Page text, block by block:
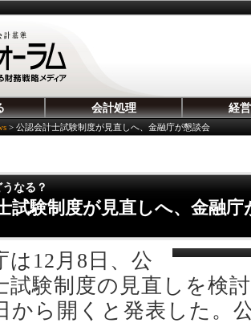
会計処理 経
> 公認会計士試験制度が見直しへ、金融庁が懇談会
うなる？
試験制度が見直しへ、金融庁
12月8日、公
試験制度の見直しを検
から開くと発表した。